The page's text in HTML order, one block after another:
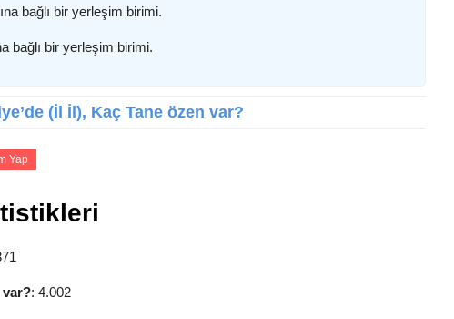
bağlı bir yerleşim birimi.
bağlı bir yerleşim birimi.
(İl İl), Kaç Tane özen var?
Yap
var?: 4.002